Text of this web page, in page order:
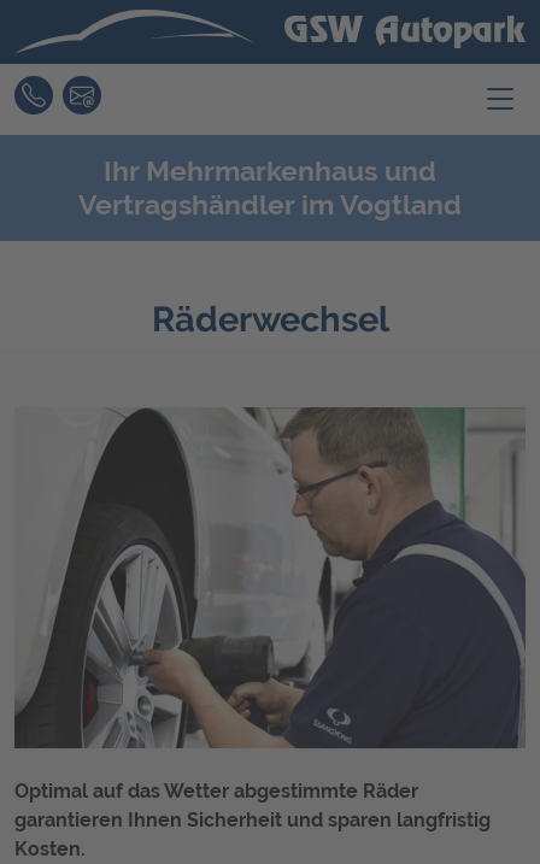
TELEFONE-MAIL KONTAKT
Ihr Mehrmarkenhaus und
Vertragshändler im Vogtland
Räderwechsel
Optimal auf das Wetter abgestimmte Räder
garantieren Ihnen Sicherheit und sparen langfristig
Kosten.